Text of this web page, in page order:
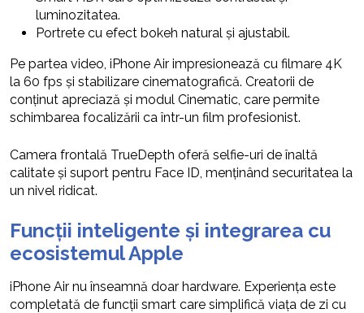
luminozitatea.
Portrete cu efect bokeh natural și ajustabil.
Pe partea video, iPhone Air impresionează cu filmare 4K
la 60 fps și stabilizare cinematografică. Creatorii de
conținut apreciază și modul Cinematic, care permite
schimbarea focalizării ca într-un film profesionist.
Camera frontală TrueDepth oferă selfie-uri de înaltă
calitate și suport pentru Face ID, menținând securitatea la
un nivel ridicat.
Funcții inteligente și integrarea cu
ecosistemul Apple
iPhone Air nu înseamnă doar hardware. Experiența este
completată de funcții smart care simplifică viața de zi cu